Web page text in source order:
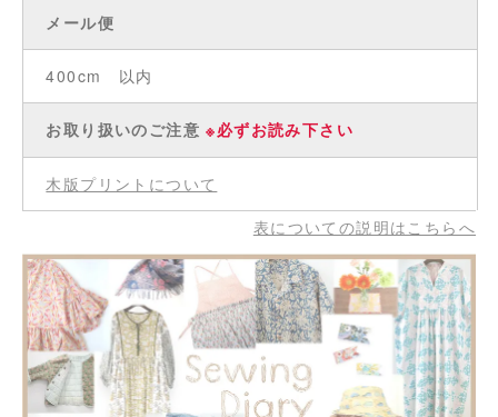
メール便
400cm 以内
お取り扱いのご注意※必ずお読み下さい
木版プリントについて
表についての説明はこちらへ